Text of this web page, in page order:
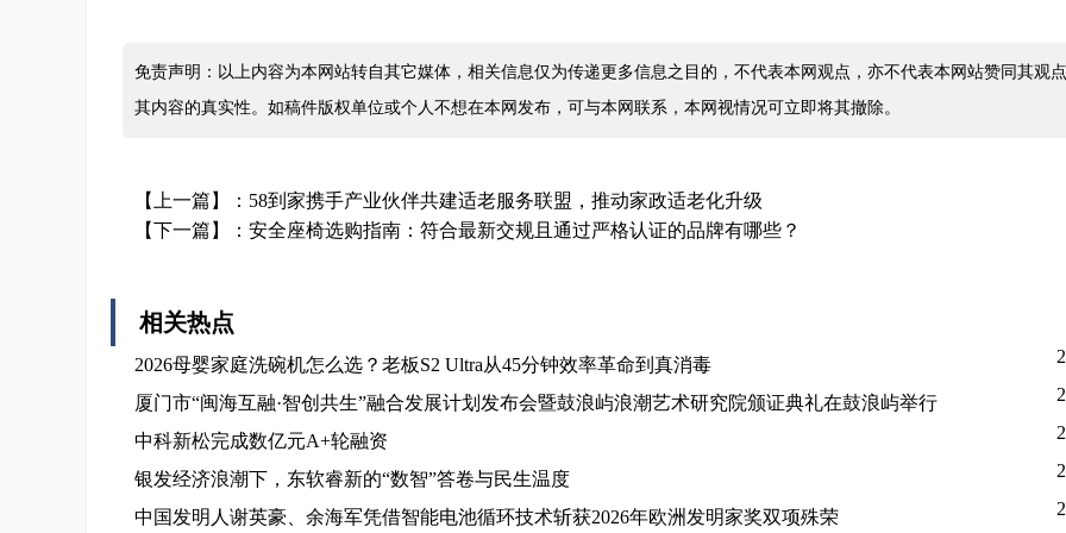
免责声明：以上内容为本网站转自其它媒体，相关信息仅为传递更多信息之目的，不代表本网观点，亦不代表本网站赞同其观
其内容的真实性。如稿件版权单位或个人不想在本网发布，可与本网联系，本网视情况可立即将其撤除。
【上一篇】： 58到家携手产业伙伴共建适老服务联盟，推动家政适老化升级
【下一篇】： 安全座椅选购指南：符合最新交规且通过严格认证的品牌有哪些？
相关热点
2026母婴家庭洗碗机怎么选？老板S2 Ultra从45分钟效率革命到真消毒
厦门市“闽海互融·智创共生”融合发展计划发布会暨鼓浪屿浪潮艺术研究院颁证典礼在鼓浪屿举行
中科新松完成数亿元A+轮融资
银发经济浪潮下，东软睿新的“数智”答卷与民生温度
中国发明人谢英豪、余海军凭借智能电池循环技术斩获2026年欧洲发明家奖双项殊荣